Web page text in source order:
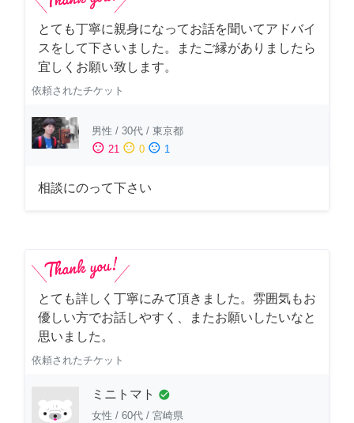
とても丁寧に親身になってお話を聞いてアドバイ
スをして下さいました。またご縁がありましたら
宜しくお願い致します。
依頼されたチケット
男性 / 30代 / 東京都
sentiment_satisfied 21 sentiment_neutral 0 sentiment_dissatisfied 1
相談にのって下さい
とても詳しく丁寧にみて頂きました。雰囲気もお
優しい方でお話しやすく、またお願いしたいなと
思いました。
依頼されたチケット
ミニトマト check_circle
女性 / 60代 / 宮崎県